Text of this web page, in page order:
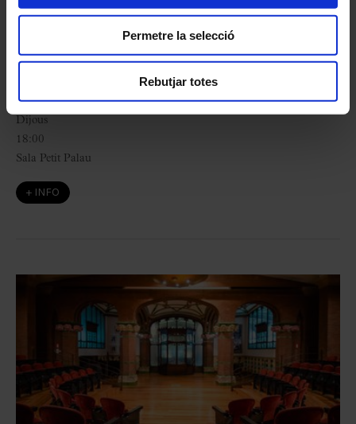
Permetre la selecció
Rebutjar totes
Rattle
amb Pep Gorgori
18març2027
18:00
Dijous
Sala Petit Palau
+ INFO